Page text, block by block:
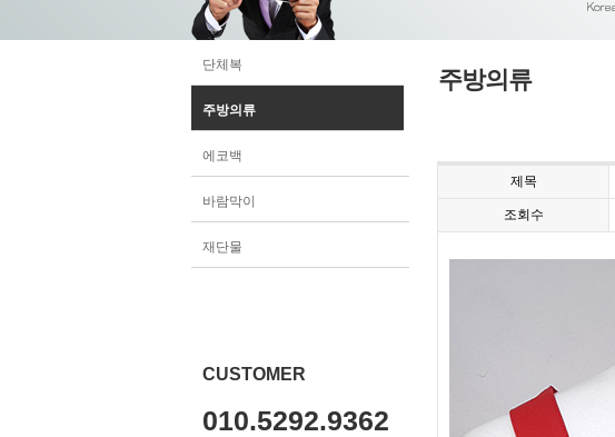
단체복
주방의류
에코백
바람막이
재단물
CUSTOMER
010.5292.9362
주방의류
제목
조회수